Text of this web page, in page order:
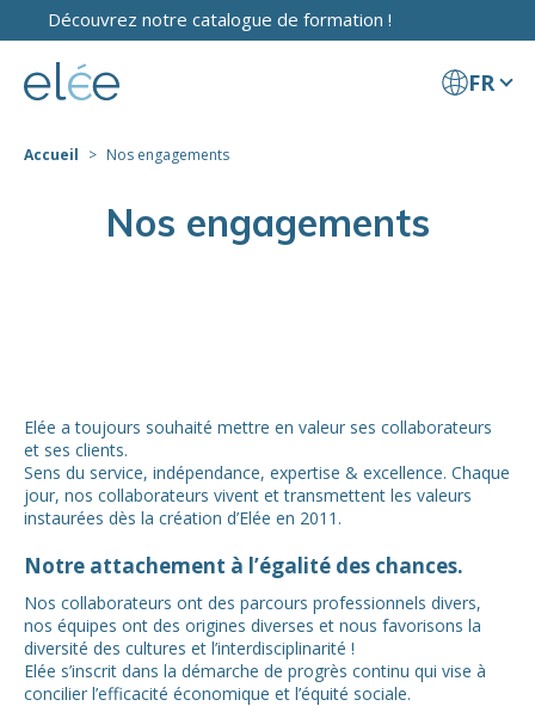
Découvrez notre catalogue de formation !
FR
Accueil Nos engagements
Nos engagements
Elée a toujours souhaité mettre en valeur ses collaborateurs
et ses clients.
Sens du service, indépendance, expertise & excellence. Chaque
jour, nos collaborateurs vivent et transmettent les valeurs
instaurées dès la création d’Elée en 2011.
Notre attachement à l’égalité des chances.
Nos collaborateurs ont des parcours professionnels divers,
nos équipes ont des origines diverses et nous favorisons la
diversité des cultures et l’interdisciplinarité !
Elée s’inscrit dans la démarche de progrès continu qui vise à
concilier l’efficacité économique et l’équité sociale.